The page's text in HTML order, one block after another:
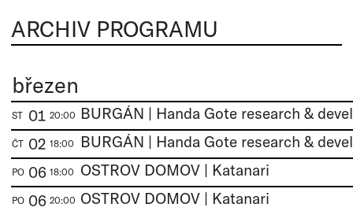
ARCHIV PROGRAMU
březen
ST 01 20:00 BURGÁN | Handa Gote research &
ČT 02 18:00 BURGÁN | Handa Gote research &
PO 06 18:00 OSTROV DOMOV | Katanari
PO 06 20:00 OSTROV DOMOV | Katanari